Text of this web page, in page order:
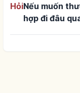
HỏiNếu muốn
hợp đi đâu